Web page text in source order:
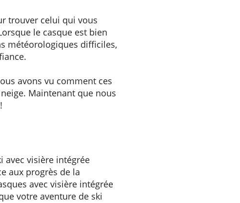
trouver celui qui vous
le casque est bien
météorologiques difficiles,
avons vu comment ces
Maintenant que nous
avec visière intégrée
aux progrès de la
avec visière intégrée
votre aventure de ski